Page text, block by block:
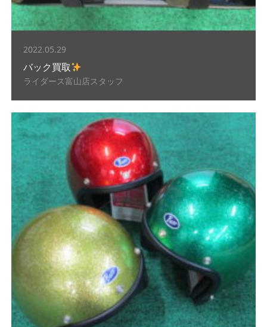
2022.05.29
バック買取
ライダース富山店スタッフ